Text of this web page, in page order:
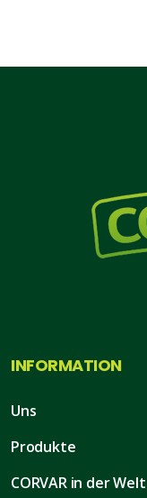
INFORMATION
Uns
Produkte
CORVAR in der Welt